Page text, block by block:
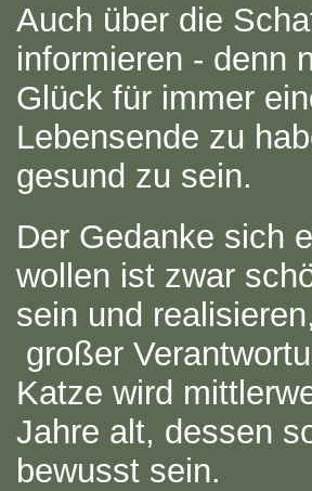
Auch über die
informieren - denn
Glück für immer
Lebensende zu
gesund zu sein.
Der Gedanke sich
wollen ist zwar
sein und
großer
Katze wird
Jahre alt, dessen
bewusst sein.